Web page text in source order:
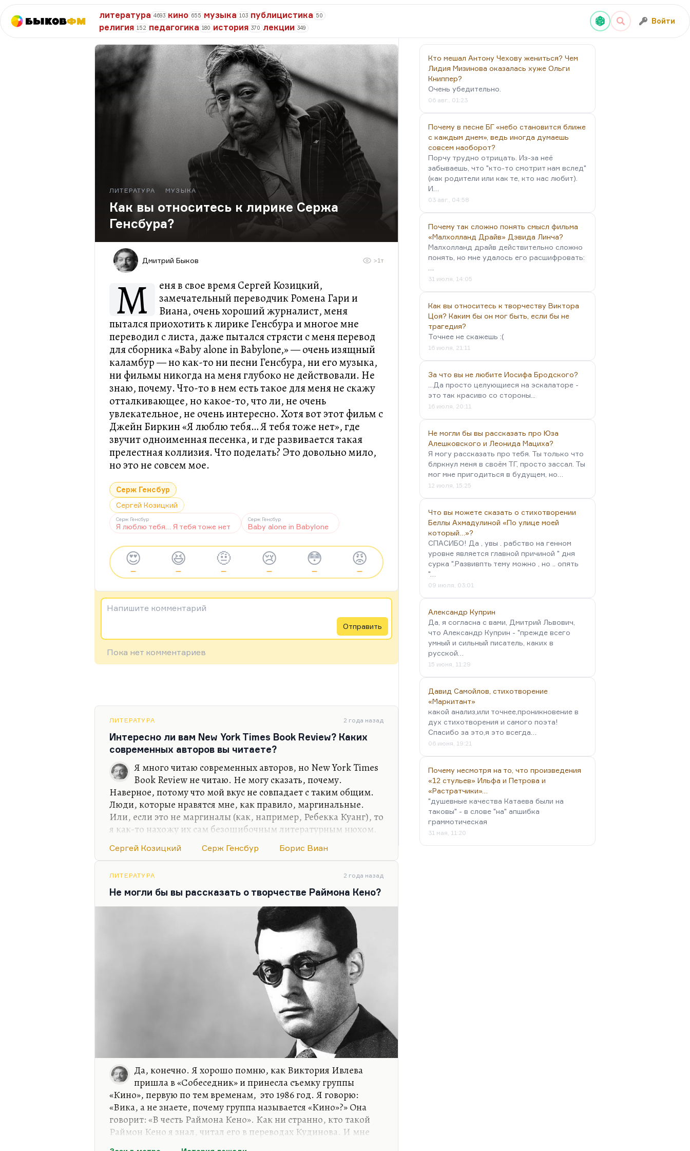
БыковФМ
литература 4693 кино 655 музыка 103 публицистика 50
религия 152 педагогика 180 история 370 лекции 349
Войти
ЛИТЕРАТУРА МУЗЫКА
Как вы относитесь к лирике Сержа
Генсбура?
Дмитрий Быков >1т
М
еня в свое время Сергей Козицкий,
замечательный переводчик Ромена Гари и
Виана, очень хороший журналист, меня
пытался приохотить к лирике Генсбура и многое мне
переводил с листа, даже пытался стрясти с меня перевод
для сборника «Baby alone in Babylone,» — очень изящный
каламбур — но как-то ни песни Генсбура, ни его музыка,
ни фильмы никогда на меня глубоко не действовали. Не
знаю, почему. Что-то в нем есть такое для меня не скажу
отталкивающее, но какое-то, что ли, не очень
увлекательное, не очень интересно. Хотя вот этот фильм с
Джейн Биркин «Я люблю тебя… Я тебя тоже нет», где
звучит одноименная песенка, и где развивается такая
прелестная коллизия. Что поделать? Это довольно мило,
но это не совсем мое.
Серж Генсбур
Сергей Козицкий
Серж Генсбур
Я люблю тебя… Я тебя тоже нет
Серж Генсбур
Baby alone in Babylone
😍
—
😆
—
🤨
—
😢
—
😳
—
😡
—
Напишите комментарий
Отправить
Пока нет комментариев
ЛИТЕРАТУРА 2 года назад
Интересно ли вам New York Times Book Review? Каких
современных авторов вы читаете?
Я много читаю современных авторов, но New York Times
Book Review не читаю. Не могу сказать, почему.
Наверное, потому что мой вкус не совпадает с таким общим.
Люди, которые нравятся мне, как правило, маргинальные.
Или, если это не маргиналы (как, например, Ребекка Куанг), то
я как-то нахожу их сам безошибочным литературным нюхом.
рецензия Адмони на «Пену дней» в переводе Лунгиной и ее
мире» я узнал о Борисе Виане. Это был 1984 год, у меня уже
был билет в Горьковскую библиотеку. Я понял, что Борис Виан
– это то, что мне нужно. Я немедленно заказал себе Бориса
Виана, начал читать и был опьянен. Достать…
Сергей Козицкий Серж Генсбур Борис Виан
ЛИТЕРАТУРА 2 года назад
Не могли бы вы рассказать о творчестве Раймона Кено?
Да, конечно. Я хорошо помню, как Виктория Ивлева
пришла в «Собеседник» и принесла съемку группы
«Кино», первую по тем временам, это 1986 год. Я говорю:
«Вика, а не знаете, почему группа называется «Кино»?» Она
говорит: «В честь Раймона Кено». Как ни странно, кто такой
Раймон Кено я знал, читал его в переводах Кудинова. И мне
Кто мешал Антону Чехову жениться? Чем
Лидия Мизинова оказалась хуже Ольги
Книппер?
Очень убедительно.
06 авг., 01:23
Почему в песне БГ «небо становится ближе
с каждым днем», ведь иногда думаешь
совсем наоборот?
Порчу трудно отрицать. Из-за неё
забываешь, что "кто-то смотрит нам вслед"
(как родители или как те, кто нас любит).
И…
03 авг., 04:58
Почему так сложно понять смысл фильма
«Малхолланд Драйв» Дэвида Линча?
Малхолланд драйв действительно сложно
понять, но мне удалось его расшифровать:
31 июля, 14:05
Как вы относитесь к творчеству Виктора
Цоя? Каким бы он мог быть, если бы не
трагедия?
Точнее не скажешь :(
16 июля, 21:11
За что вы не любите Иосифа Бродского?
...Да просто целующиеся на эскалаторе -
это так красиво со стороны...
16 июля, 20:11
Не могли бы вы рассказать про Юза
Алешковского и Леонида Мациха?
Я могу рассказать про тебя. Ты только что
блркнул меня в своём ТГ, просто зассал. Ты
мог мне пригодиться в будущем, но…
12 июля, 15:25
Что вы можете сказать о стихотворении
Беллы Ахмадулиной «По улице моей
который…»?
СПАСИБО! Да , увы . рабство на генном
уровне является главной причиной " дня
сурка ".Развивпть тему можно , но .. опять
"…
09 июля, 03:01
Александр Куприн
Да, я согласна с вами, Дмитрий Львович,
что Александр Куприн - "прежде всего
умный и сильный писатель, каких в
русской…
15 июня, 11:29
Давид Самойлов, стихотворение
«Маркитант»
какой анализ,или точнее,проникновение в
дух стихотворения и самого поэта!
Спасибо за это,я это всегда…
06 июня, 19:21
Почему несмотря на то, что произведения
«12 стульев» Ильфа и Петрова и
«Растратчики»…
"душевные качества Катаева были на
таковы" - в слове "на" апшибка
граммотическая
31 мая, 11:20